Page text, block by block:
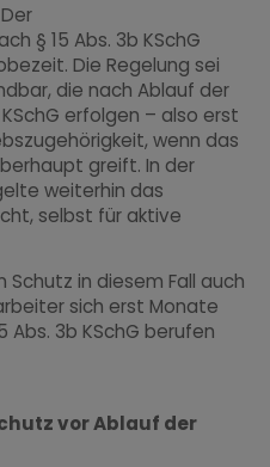
§ 15 Abs. 3b KSchG
Die Regelung sei
die nach Ablauf der
erfolgen – also erst
wenn das
greift. In der
weiterhin das
selbst für aktive
in diesem Fall auch
sich erst Monate
Abs. 3b KSchG berufen
vor Ablauf der